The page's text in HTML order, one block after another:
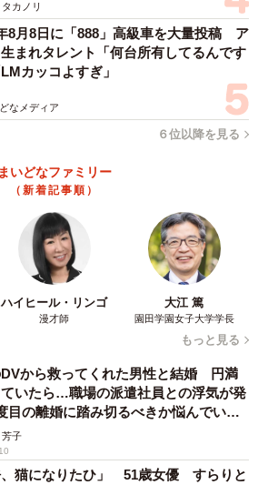
カノリ
8月8日に「888」高級車を大量投稿 ア
生まれタレント「何台所有してるんです
カッコよすぎ」
なメディア
６位以降を見る
まいどなファミリー
（新着記事順）
ハイヒール・リンゴ
漫才師
大江 篤
園田学園女子大学学長
もっと見る
から救ってくれた男性と結婚 円満
ていたら…職場の派遣社員との浮気が発
の離婚に踏み切るべきか悩んでいま
関係修復カウンセラーが解説】
芳子
、猫になりたひ」 51歳女優 すらりと